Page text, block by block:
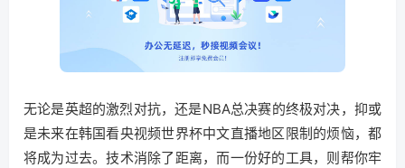
无论是英超的激烈对抗，还是NBA总决赛的终极对决，抑或
是未来在韩国看央视频世界杯中文直播地区限制的烦恼，都
将成为过去。技术消除了距离，而一份好的工具，则帮你牢